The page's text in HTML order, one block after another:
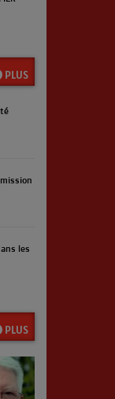
PLUS
les
PLUS